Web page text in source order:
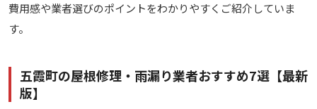
費用感や業者選びのポイントをわかりやすくご紹介していま
す。
五霞町の屋根修理・雨漏り業者おすすめ7選【最新
版】